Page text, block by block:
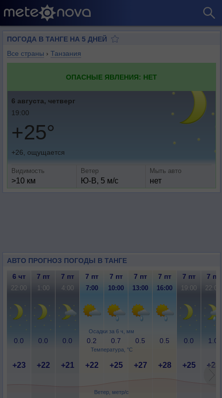
ПОГОДА В ТАНГЕ НА 5 ДНЕЙ
Все страны › Танзания
ОПАСНЫЕ ЯВЛЕНИЯ: НЕТ
6 августа, четверг
19:00
+25°
+26, ощущается
Видимость
>10 км
Ветер
Ю-В, 5 м/с
Мыть авто
нет
АВТО ПРОГНОЗ ПОГОДЫ В ТАНГЕ
Осадки за 6 ч, мм
Температура, °C
Ветер, метр/с
6 чт 7 пт 7 пт 7 пт 7 пт 7 пт 7 пт 7 пт 7 пт
22:00 1:00 4:00 7:00 10:00 13:00 16:00 19:00 22:00
0.0 0.0 0.0 0.2 0.7 0.5 0.5 0.0 1.0
+23 +22 +21 +22 +25 +27 +28 +25 +23